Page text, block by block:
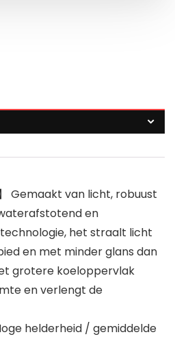
Gemaakt van licht, robuust
en
het straalt licht
en met minder glans dan
grotere koeloppervlak
en verlengt de
helderheid / gemiddelde